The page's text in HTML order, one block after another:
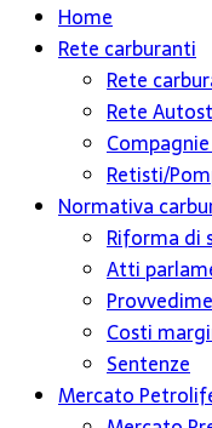
Home
Rete carburanti
Rete
Rete
Retisti/
Normativa
Riforma di
Atti
Costi
Sentenze
Mercato